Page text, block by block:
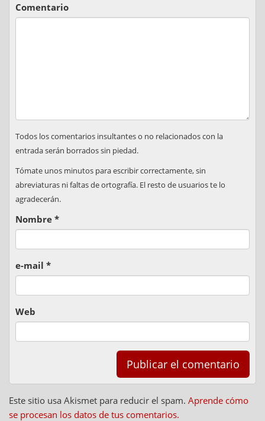
Comentario
Todos los comentarios insultantes o no relacionados con la
entrada serán borrados sin piedad.
Tómate unos minutos para escribir correctamente, sin
abreviaturas ni faltas de ortografía. El resto de usuarios te lo
agradecerán.
Nombre *
e-mail *
Web
Este sitio usa Akismet para reducir el spam. Aprende cómo
se procesan los datos de tus comentarios.